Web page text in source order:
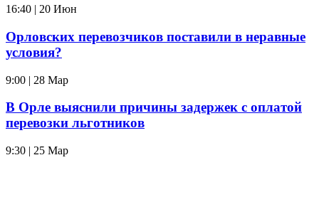
16:40 | 20 Июн
Орловских перевозчиков поставили в неравные
условия?
9:00 | 28 Мар
В Орле выяснили причины задержек с оплатой
перевозки льготников
9:30 | 25 Мар